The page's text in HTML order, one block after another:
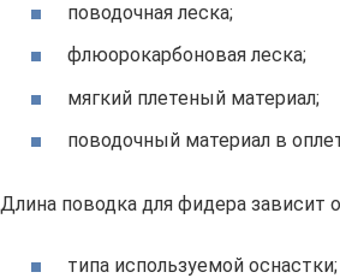
поводочная леска;
флюорокарбоновая леска;
мягкий плетеный материал;
поводочный материал в
Длина поводка для фидера зависит
типа используемой оснастки;